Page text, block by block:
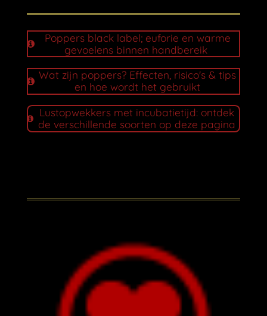
Poppers black label; euforie en warme
gevoelens binnen handbereik
Wat zijn poppers? Effecten, risico's & tips
en hoe wordt het gebruikt
Lustopwekkers met incubatietijd: ontdek
de verschillende soorten op deze pagina